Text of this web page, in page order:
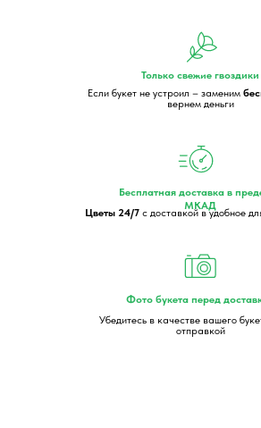
Если букет не устроил – заменим
вернем деньги
Цветы 24/7 с доставкой в удобное
Убедитесь в качестве вашего
отправкой
Только свежие гвоздики
Бесплатная доставка в
МКАД
Фото букета перед